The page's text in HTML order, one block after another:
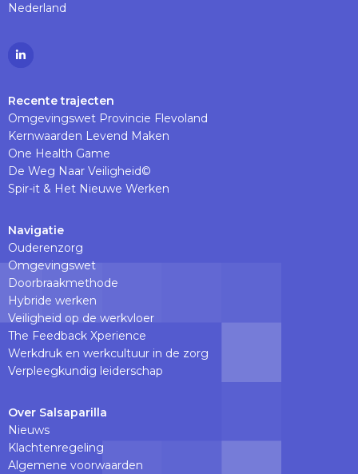
Nederland
Ga
Linkedinpagina
Recente trajecten
Omgevingswet Provincie Flevoland
Kernwaarden Levend Maken
One Health Game
De Weg Naar Veiligheid©
Spir-it & Het Nieuwe Werken
Navigatie
Ouderenzorg
Omgevingswet
Doorbraakmethode
Hybride werken
Veiligheid op de werkvloer
The Feedback Xperience
Werkdruk en werkcultuur in de zorg
Verpleegkundig leiderschap
Over Salsaparilla
Nieuws
Klachtenregeling
Algemene voorwaarden